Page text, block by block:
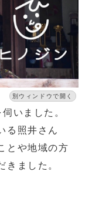
別ウィンドウで開く
いました。
る照井さん
とや地域の方
きました。